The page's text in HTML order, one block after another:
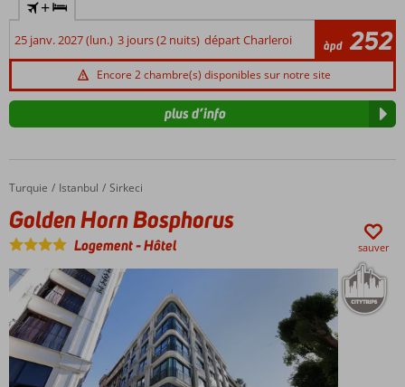
+
25 janv. 2027 (lun.) 3 jours (2 nuits) départ Charleroi àpd 252
Encore 2 chambre(s) disponibles sur notre site
plus d’info
Accueil
Turquie Istanbul Sirkeci
Golden Horn Bosphorus
Golden Horn Bosphorus
Logement-Hôtel sauver